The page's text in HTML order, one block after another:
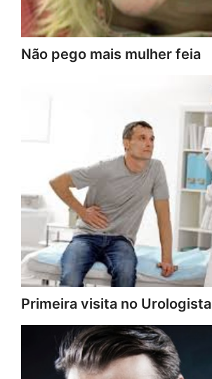
Não pego mais mulher feia
Primeira visita no Urologista